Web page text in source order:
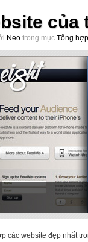
của
Neo trong mục Tổng hợp
các website đẹp nhất